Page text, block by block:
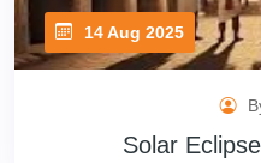
14 Aug 2025
Solar